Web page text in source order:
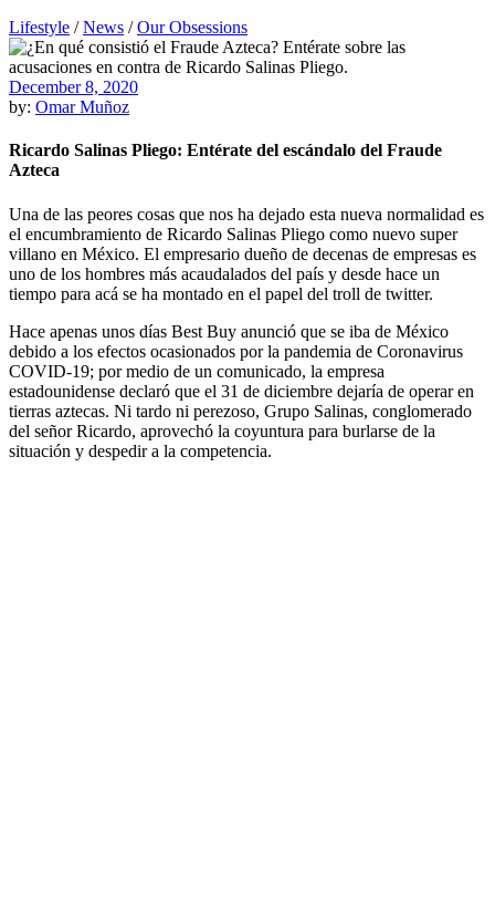
Lifestyle /News /Our Obsessions
December 8, 2020
by: Omar Muñoz
Ricardo Salinas Pliego: Entérate del escándalo del Fraude
Azteca
Una de las peores cosas que nos ha dejado esta nueva normalidad es
el encumbramiento de Ricardo Salinas Pliego como nuevo super
villano en México. El empresario dueño de decenas de empresas es
uno de los hombres más acaudalados del país y desde hace un
tiempo para acá se ha montado en el papel del troll de twitter.
Hace apenas unos días Best Buy anunció que se iba de México
debido a los efectos ocasionados por la pandemia de Coronavirus
COVID-19; por medio de un comunicado, la empresa
estadounidense declaró que el 31 de diciembre dejaría de operar en
tierras aztecas. Ni tardo ni perezoso, Grupo Salinas, conglomerado
del señor Ricardo, aprovechó la coyuntura para burlarse de la
situación y despedir a la competencia.